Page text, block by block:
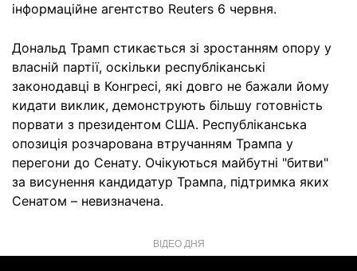
інформаційне агентство Reuters 6 червня.
Дональд Трамп стикається зі зростанням опору у
власній партії, оскільки республіканські
законодавці в Конгресі, які довго не бажали йому
кидати виклик, демонструють більшу готовність
порвати з президентом США. Республіканська
опозиція розчарована втручанням Трампа у
перегони до Сенату. Очікуються майбутні "битви"
за висунення кандидатур Трампа, підтримка яких
Сенатом – невизначена.
ВІДЕО ДНЯ